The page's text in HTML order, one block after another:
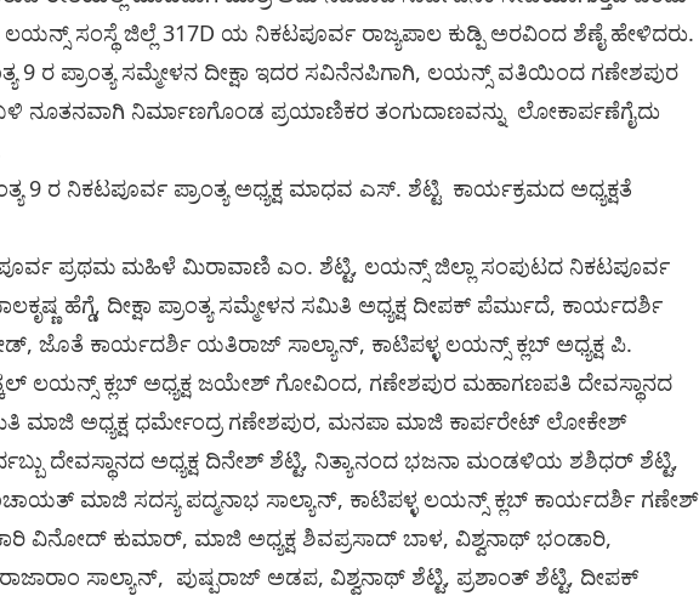
ಲಯನ್ಸ್ ಸಂಸ್ಥೆ ಜಿಲ್ಲೆ 317D ಯ ನಿಕಟಪೂರ್ವ ರಾಜ್ಯಪಾಲ ಕುಡ್ಪಿ ಅರವಿಂದ ಶೆಣೈ ಹೇಳಿದರು.
9 ರ ಪ್ರಾಂತ್ಯ ಸಮ್ಮೇಳನ ದೀಕ್ಷಾ ಇದರ ಸವಿನೆನಪಿಗಾಗಿ, ಲಯನ್ಸ್ ವತಿಯಿಂದ ಗಣೇಶಪುರ
ಬಳಿ ನೂತನವಾಗಿ ನಿರ್ಮಾಣಗೊಂಡ ಪ್ರಯಾಣಿಕರ ತಂಗುದಾಣವನ್ನು ಲೋಕಾರ್ಪಣೆಗೈದು
9 ರ ನಿಕಟಪೂರ್ವ ಪ್ರಾಂತ್ಯ ಅಧ್ಯಕ್ಷ ಮಾಧವ ಎಸ್. ಶೆಟ್ಟಿ ಕಾರ್ಯಕ್ರಮದ ಅಧ್ಯಕ್ಷತೆ
ಪ್ರಥಮ ಮಹಿಳೆ ಮಿರಾವಾಣಿ ಎಂ. ಶೆಟ್ಟಿ, ಲಯನ್ಸ್ ಜಿಲ್ಲಾ ಸಂಪುಟದ ನಿಕಟಪೂರ್ವ
ಹೆಗ್ಡೆ, ದೀಕ್ಷಾ ಪ್ರಾಂತ್ಯ ಸಮ್ಮೇಳನ ಸಮಿತಿ ಅಧ್ಯಕ್ಷ ದೀಪಕ್ ಪೆರ್ಮುದೆ, ಕಾರ್ಯದರ್ಶಿ
ಜೊತೆ ಕಾರ್ಯದರ್ಶಿ ಯತಿರಾಜ್ ಸಾಲ್ಯಾನ್, ಕಾಟಿಪಳ್ಳ ಲಯನ್ಸ್ ಕ್ಲಬ್ ಅಧ್ಯಕ್ಷ ಪಿ.
ಲಯನ್ಸ್ ಕ್ಲಬ್ ಅಧ್ಯಕ್ಷ ಜಯೇಶ್ ಗೋವಿಂದ, ಗಣೇಶಪುರ ಮಹಾಗಣಪತಿ ದೇವಸ್ಥಾನದ
ಮಾಜಿ ಅಧ್ಯಕ್ಷ ಧರ್ಮೇಂದ್ರ ಗಣೇಶಪುರ, ಮನಪಾ ಮಾಜಿ ಕಾರ್ಪರೇಟ್ ಲೋಕೇಶ್
ದೇವಸ್ಥಾನದ ಅಧ್ಯಕ್ಷ ದಿನೇಶ್ ಶೆಟ್ಟಿ, ನಿತ್ಯಾನಂದ ಭಜನಾ ಮಂಡಳಿಯ ಶಶಿಧರ್ ಶೆಟ್ಟಿ,
ಮಾಜಿ ಸದಸ್ಯ ಪದ್ಮನಾಭ ಸಾಲ್ಯಾನ್, ಕಾಟಿಪಳ್ಳ ಲಯನ್ಸ್ ಕ್ಲಬ್ ಕಾರ್ಯದರ್ಶಿ ಗಣೇಶ್
ವಿನೋದ್ ಕುಮಾರ್, ಮಾಜಿ ಅಧ್ಯಕ್ಷ ಶಿವಪ್ರಸಾದ್ ಬಾಳ, ವಿಶ್ವನಾಥ್ ಭಂಡಾರಿ,
ಸಾಲ್ಯಾನ್, ಪುಷ್ಪರಾಜ್ ಅಡಪ, ವಿಶ್ವನಾಥ್ ಶೆಟ್ಟಿ, ಪ್ರಶಾಂತ್ ಶೆಟ್ಟಿ, ದೀಪಕ್